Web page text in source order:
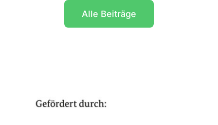
Alle Beiträge